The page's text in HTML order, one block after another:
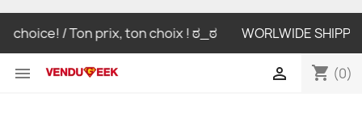
/ Ton prix, ton choix ! ಠ_ಠ WORLWIDE
 shopping_cart (0)
